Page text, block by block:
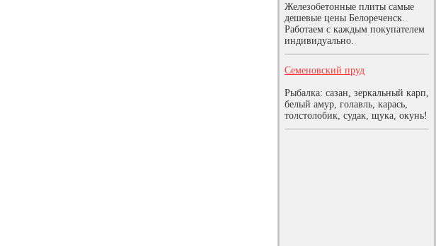
Железобетонные плиты самые
дешевые цены Белореченск.
Работаем с каждым покупателем
индивидуально.
Семеновский пруд
Рыбалка: сазан, зеркальный карп,
белый амур, голавль, карась,
толстолобик, судак, щука, окунь!